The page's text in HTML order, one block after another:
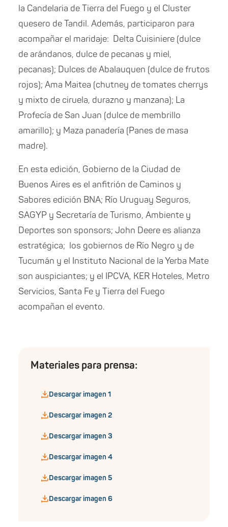
la Candelaria de Tierra del Fuego y el Cluster
quesero de Tandil. Además, participaron para
acompañar el maridaje: ⁠Delta Cuisiniere (dulce
de arándanos, dulce de pecanas y miel,
pecanas); Dulces de Abalauquen (dulce de frutos
rojos); ⁠Ama Maitea (chutney de tomates cherrys
y mixto de ciruela, durazno y manzana); ⁠La
Profecía de San Juan (dulce de membrillo
amarillo); y ⁠Maza panadería (Panes de masa
madre).
En esta edición, Gobierno de la Ciudad de
Buenos Aires es el anfitrión de Caminos y
Sabores edición BNA; Río Uruguay Seguros,
SAGYP y Secretaría de Turismo, Ambiente y
Deportes son sponsors; John Deere es alianza
estratégica; los gobiernos de Río Negro y de
Tucumán y el Instituto Nacional de la Yerba Mate
son auspiciantes; y el IPCVA, KER Hoteles, Metro
Servicios, Santa Fe y Tierra del Fuego
acompañan el evento.
Materiales para prensa:
Descargar imagen 1
Descargar imagen 2
Descargar imagen 3
Descargar imagen 4
Descargar imagen 5
Descargar imagen 6